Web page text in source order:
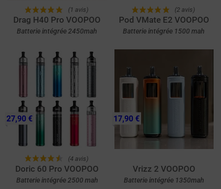
(1 avis)
Drag H40 Pro VOOPOO
Batterie intégrée 2450mah
(2 avis)
Pod VMate E2 VOOPOO
Batterie intégrée 1500 mah
(4 avis)
Doric 60 Pro VOOPOO
Batterie intégrée 2500 mah
27,90 €
Vrizz 2 VOOPOO
Batterie intégrée 1350mah
17,90 €